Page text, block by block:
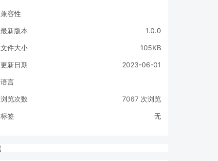
兼容性
最新版本 1.0.0
文件大小 105KB
更新日期 2023-06-01
语言
浏览次数 7067 次浏览
标签 无